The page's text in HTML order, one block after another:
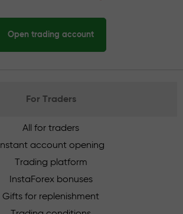
Open trading account
For Traders
All for traders
Instant account opening
Trading platform
InstaForex bonuses
Gifts for replenishment